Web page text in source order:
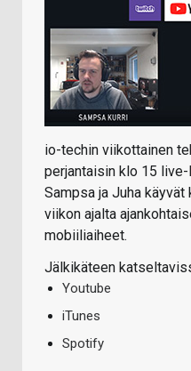
io-techin viikottainen
perjantaisin klo 15
Sampsa ja Juha
viikon ajalta
mobiiliaiheet.
Jälkikäteen
Youtube
iTunes
Spotify